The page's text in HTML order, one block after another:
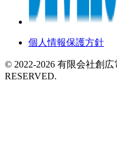
個人情報保護方針
©️ 2022-2026 有限会社創
RESERVED.